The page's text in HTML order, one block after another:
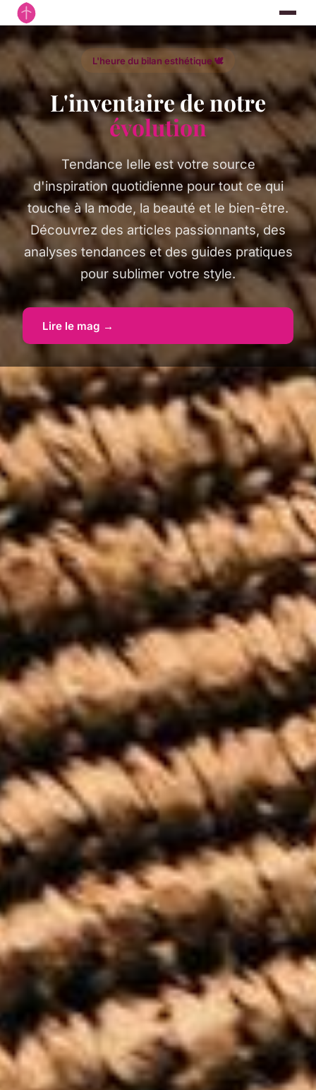
L'heure du bilan esthétique 🕊️
L'inventaire de notre
évolution
Tendance Ielle est votre source
d'inspiration quotidienne pour tout ce qui
touche à la mode, la beauté et le bien-être.
Découvrez des articles passionnants, des
analyses tendances et des guides pratiques
pour sublimer votre style.
Lire le mag →